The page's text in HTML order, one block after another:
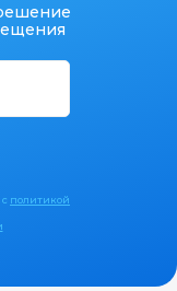
политикой